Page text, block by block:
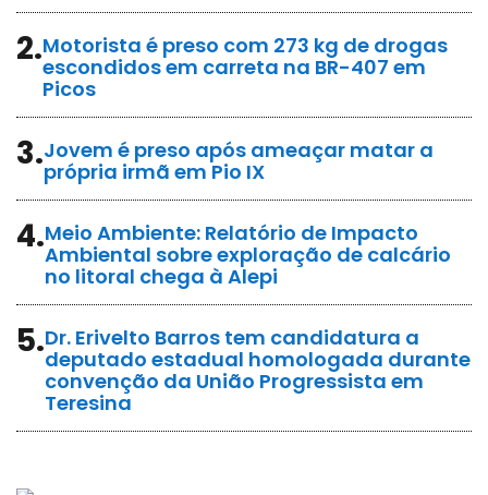
2.Motorista é preso com 273 kg de drogas
escondidos em carreta na BR-407 em
Picos
3.Jovem é preso após ameaçar matar a
própria irmã em Pio IX
4.Meio Ambiente: Relatório de Impacto
Ambiental sobre exploração de calcário
no litoral chega à Alepi
5.Dr. Erivelto Barros tem candidatura a
deputado estadual homologada durante
convenção da União Progressista em
Teresina